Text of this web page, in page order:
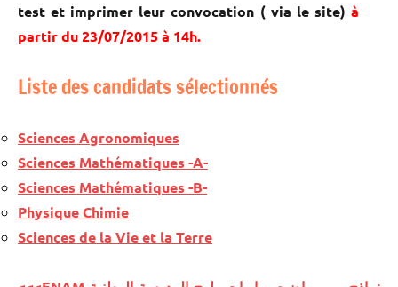
test et imprimer leur convocation ( via le site) à
partir du 23/07/2015 à 14h.
Liste des candidats sélectionnés
Sciences Agronomiques
Sciences Mathématiques -A-
Sciences Mathématiques -B-
Physique Chimie
Sciences de la Vie et la Terre